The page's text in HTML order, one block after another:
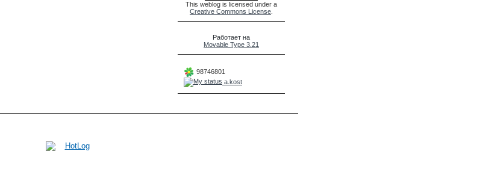
This weblog is licensed under a
Creative Commons License
Работает на
Movable Type 3.21
98746801
a.kost